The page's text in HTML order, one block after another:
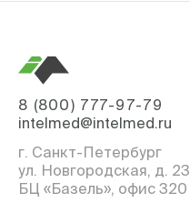
8 (800) 777-97-79
intelmed@intelmed.ru
г. Санкт-Петербург
ул. Новгородская, д. 23
БЦ «Базель», офис 320